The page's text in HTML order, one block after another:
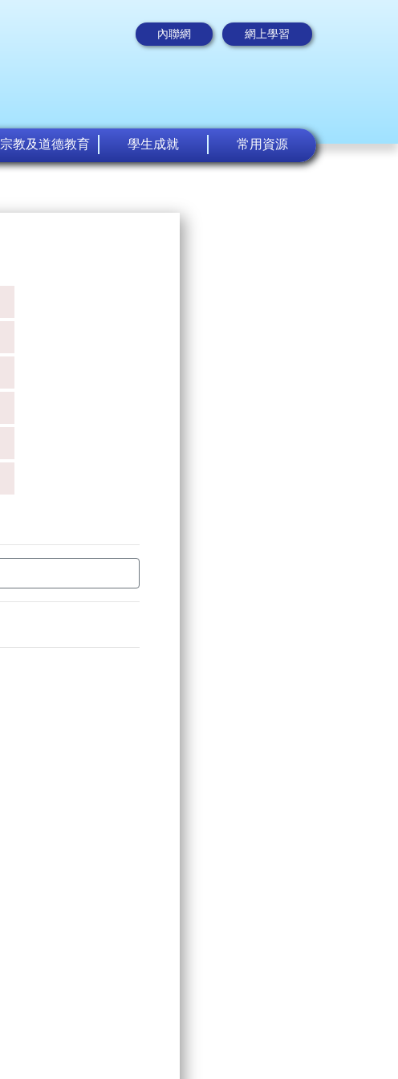
內聯網 網上學習
宗教及道德教育 學生成就 常用資源